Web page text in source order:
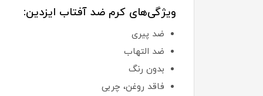
ویژگی‌های کرم ضد آفتاب ایزدین:
ضد پیری
ضد التهاب
بدون رنگ
فاقد روغن، چربی